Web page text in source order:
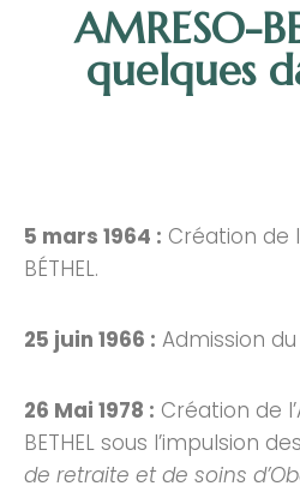
AMRESO-
quelques
5 mars 1964 : Création de
BÉTHEL.
25 juin 1966 : Admission
26 Mai 1978 : Création de
BETHEL sous l’impulsion des
de retraite et de soins